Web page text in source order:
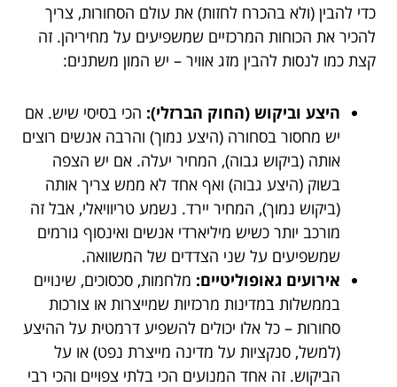
כדי להבין (ולא בהכרח לחזות) את עולם הסחורות, צריך
להכיר את הכוחות המרכזיים שמשפיעים על מחיריהן. זה
קצת כמו לנסות להבין מזג אוויר – יש המון משתנים:
היצע וביקוש (החוק הברזלי): הכי בסיסי שיש. אם
יש מחסור בסחורה (היצע נמוך) והרבה אנשים רוצים
אותה (ביקוש גבוה), המחיר יעלה. אם יש הצפה
בשוק (היצע גבוה) ואף אחד לא ממש צריך אותה
(ביקוש נמוך), המחיר יירד. נשמע טריוויאלי, אבל זה
מורכב יותר כשיש מיליארדי אנשים ואינסוף גורמים
שמשפיעים על שני הצדדים של המשוואה.
אירועים גאופוליטיים: מלחמות, סכסוכים, שינויים
בממשלות במדינות מרכזיות שמייצרות או צורכות
סחורות – כל אלו יכולים להשפיע דרמטית על ההיצע
(למשל, סנקציות על מדינה מייצרת נפט) או על
הביקוש. זה אחד המנועים הכי בלתי צפויים והכי רבי